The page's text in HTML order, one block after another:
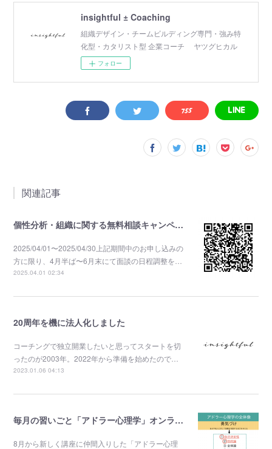
insightful ± Coaching
組織デザイン・チームビルディング専門・強み特
化型・カタリスト型 企業コーチ ヤツグヒカル
フォロー
関連記事
個性分析・組織に関する無料相談キャンペーン
2025/04/01〜2025/04/30上記期間中のお申し込みの
方に限り、4月半ば〜6月末にて面談の日程調整を…
2025.04.01 02:34
20周年を機に法人化しました
コーチングで独立開業したいと思ってスタートを切
ったのが2003年。2022年から準備を始めたので…
2023.01.06 04:13
毎月の習いごと「アドラー心理学」オンラインセミナーを開催しました。
8月から新しく講座に仲間入りした「アドラー心理